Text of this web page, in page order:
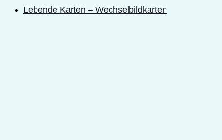
Lebende Karten – Wechselbildkarten